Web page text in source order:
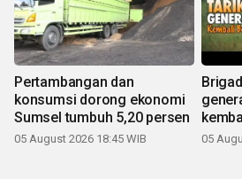
Pertambangan dan
konsumsi dorong ekonomi
Sumsel tumbuh 5,20 persen
05 August 2026 18:45 WIB 05